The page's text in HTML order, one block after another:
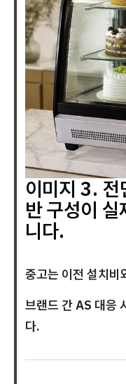
이미지 3. 전
반 구성이
니다.
중고는 이전 설치비
브랜드 간 AS 대응
다.